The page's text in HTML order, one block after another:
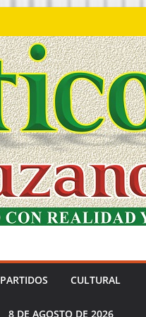
PARTIDOS CULTURAL
8 DE AGOSTO DE 2026